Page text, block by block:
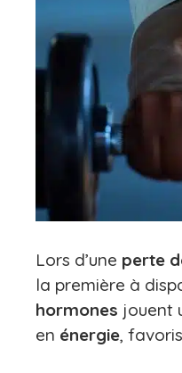
Lors d’une perte
la première à
hormones jouent
en énergie,